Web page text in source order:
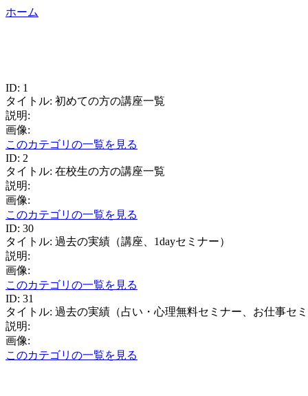
ホーム
ID: 1
タイトル: 初めての方の講座一覧
説明:
画像:
このカテゴリの一覧を見る
ID: 2
タイトル: 在校生の方の講座一覧
説明:
画像:
このカテゴリの一覧を見る
ID: 30
タイトル: 過去の実績（講座、1dayセミナー）
説明:
画像:
このカテゴリの一覧を見る
ID: 31
タイトル: 過去の実績（占い・心理無料セミナー、お仕事セ
説明:
画像:
このカテゴリの一覧を見る